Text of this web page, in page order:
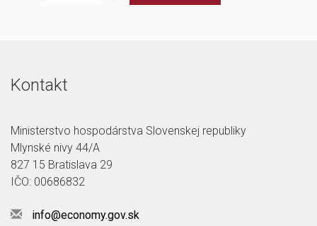
Kontakt
Ministerstvo hospodárstva Slovenskej republiky
Mlynské nivy 44/A
827 15 Bratislava 29
IČO: 00686832
info@economy.gov.sk